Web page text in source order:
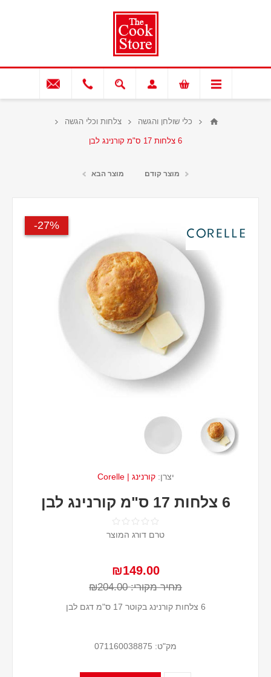
כלי שולחן והגשה צלחות וכלי הגשה
6 צלחות 17 ס"מ קורנינג לבן
מוצר קודם מוצר הבא
27%-
יצרן: קורנינג | Corelle
6 צלחות 17 ס"מ קורנינג לבן
טרם דורג המוצר
₪149.00
מחיר מקורי: ₪204.00
6 צלחות קורנינג בקוטר 17 ס"מ דגם לבן
מק"ט: 071160038875